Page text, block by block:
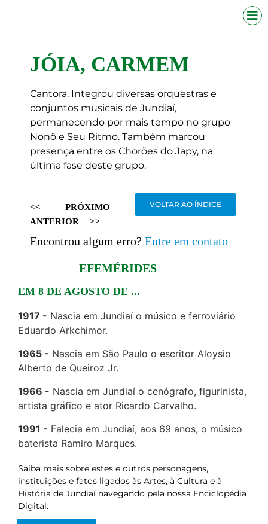
JÓIA, CARMEM
Cantora. Integrou diversas orquestras e
conjuntos musicais de Jundiaí,
permanecendo por mais tempo no grupo
Nonô e Seu Ritmo. Também marcou
presença entre os Chorões do Japy, na
última fase deste grupo.
<<
ANTERIOR
PRÓXIMO
>>
VOLTAR AO ÍNDICE
Encontrou algum erro? Entre em contato
EFEMÉRIDES
EM 8 DE AGOSTO DE ...
1917
Nascia em Jundiaí o músico e ferroviário
Eduardo Arkchimor.
1965
Nascia em São Paulo o escritor Aloysio
Alberto de Queiroz Jr.
1966
Nascia em Jundiaí o cenógrafo, figurinista,
artista gráfico e ator Ricardo Carvalho.
1991
Falecia em Jundiaí, aos 69 anos, o músico
baterista Ramiro Marques.
Saiba mais sobre estes e outros personagens,
instituições e fatos ligados às Artes, à Cultura e à
História de Jundiaí navegando pela nossa Enciclopédia
Digital.